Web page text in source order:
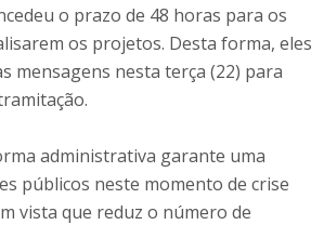
o prazo de 48 horas para os
os projetos. Desta forma, eles
mensagens nesta terça (22) para
administrativa garante uma
públicos neste momento de crise
vista que reduz o número de